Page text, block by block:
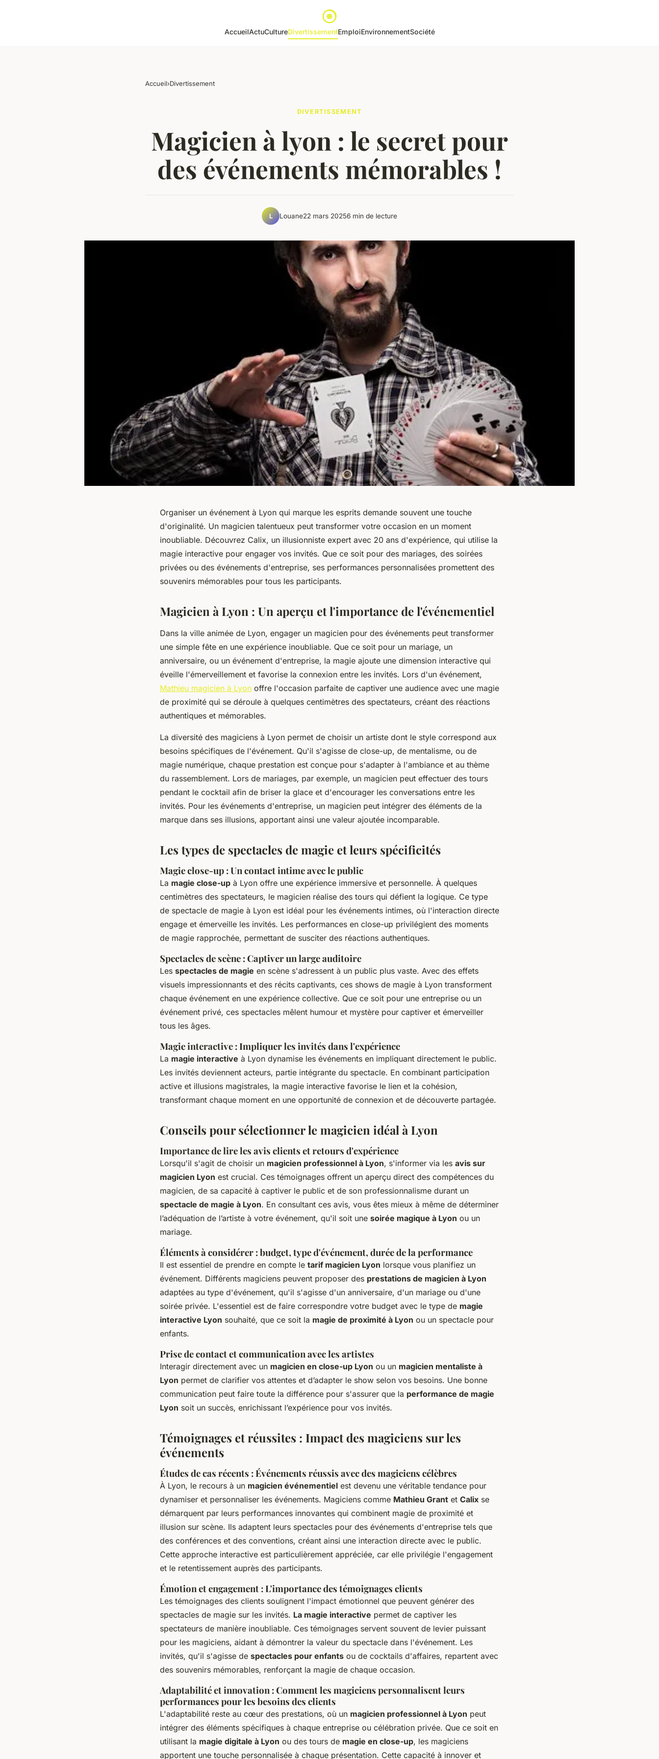
AccueilActuCultureDivertissementEmploiEnvironnementSociété
Accueil›Divertissement
DIVERTISSEMENT
Magicien à lyon : le secret pour
des événements mémorables !
L Louane22 mars 20256 min de lecture
Organiser un événement à Lyon qui marque les esprits demande souvent une touche
d'originalité. Un magicien talentueux peut transformer votre occasion en un moment
inoubliable. Découvrez Calix, un illusionniste expert avec 20 ans d'expérience, qui utilise la
magie interactive pour engager vos invités. Que ce soit pour des mariages, des soirées
privées ou des événements d'entreprise, ses performances personnalisées promettent des
souvenirs mémorables pour tous les participants.
Magicien à Lyon : Un aperçu et l'importance de l'événementiel
Dans la ville animée de Lyon, engager un magicien pour des événements peut transformer
une simple fête en une expérience inoubliable. Que ce soit pour un mariage, un
anniversaire, ou un événement d'entreprise, la magie ajoute une dimension interactive qui
éveille l'émerveillement et favorise la connexion entre les invités. Lors d'un événement,
Mathieu magicien à Lyon offre l'occasion parfaite de captiver une audience avec une magie
de proximité qui se déroule à quelques centimètres des spectateurs, créant des réactions
authentiques et mémorables.
La diversité des magiciens à Lyon permet de choisir un artiste dont le style correspond aux
besoins spécifiques de l'événement. Qu'il s'agisse de close-up, de mentalisme, ou de
magie numérique, chaque prestation est conçue pour s'adapter à l'ambiance et au thème
du rassemblement. Lors de mariages, par exemple, un magicien peut effectuer des tours
pendant le cocktail afin de briser la glace et d'encourager les conversations entre les
invités. Pour les événements d'entreprise, un magicien peut intégrer des éléments de la
marque dans ses illusions, apportant ainsi une valeur ajoutée incomparable.
Les types de spectacles de magie et leurs spécificités
Magie close-up : Un contact intime avec le public
La magie close-up à Lyon offre une expérience immersive et personnelle. À quelques
centimètres des spectateurs, le magicien réalise des tours qui défient la logique. Ce type
de spectacle de magie à Lyon est idéal pour les événements intimes, où l'interaction directe
engage et émerveille les invités. Les performances en close-up privilégient des moments
de magie rapprochée, permettant de susciter des réactions authentiques.
Spectacles de scène : Captiver un large auditoire
Les spectacles de magie en scène s'adressent à un public plus vaste. Avec des effets
visuels impressionnants et des récits captivants, ces shows de magie à Lyon transforment
chaque événement en une expérience collective. Que ce soit pour une entreprise ou un
événement privé, ces spectacles mêlent humour et mystère pour captiver et émerveiller
tous les âges.
Magie interactive : Impliquer les invités dans l'expérience
La magie interactive à Lyon dynamise les événements en impliquant directement le public.
Les invités deviennent acteurs, partie intégrante du spectacle. En combinant participation
active et illusions magistrales, la magie interactive favorise le lien et la cohésion,
transformant chaque moment en une opportunité de connexion et de découverte partagée.
Conseils pour sélectionner le magicien idéal à Lyon
Importance de lire les avis clients et retours d'expérience
Lorsqu'il s'agit de choisir un magicien professionnel à Lyon, s'informer via les avis sur
magicien Lyon est crucial. Ces témoignages offrent un aperçu direct des compétences du
magicien, de sa capacité à captiver le public et de son professionnalisme durant un
spectacle de magie à Lyon. En consultant ces avis, vous êtes mieux à même de déterminer
l’adéquation de l’artiste à votre événement, qu'il soit une soirée magique à Lyon ou un
mariage.
Éléments à considérer : budget, type d'événement, durée de la performance
Il est essentiel de prendre en compte le tarif magicien Lyon lorsque vous planifiez un
événement. Différents magiciens peuvent proposer des prestations de magicien à Lyon
adaptées au type d'événement, qu'il s'agisse d'un anniversaire, d'un mariage ou d'une
soirée privée. L'essentiel est de faire correspondre votre budget avec le type de magie
interactive Lyon souhaité, que ce soit la magie de proximité à Lyon ou un spectacle pour
enfants.
Prise de contact et communication avec les artistes
Interagir directement avec un magicien en close-up Lyon ou un magicien mentaliste à
Lyon permet de clarifier vos attentes et d’adapter le show selon vos besoins. Une bonne
communication peut faire toute la différence pour s'assurer que la performance de magie
Lyon soit un succès, enrichissant l’expérience pour vos invités.
Témoignages et réussites : Impact des magiciens sur les
événements
Études de cas récents : Événements réussis avec des magiciens célèbres
À Lyon, le recours à un magicien événementiel est devenu une véritable tendance pour
dynamiser et personnaliser les événements. Magiciens comme Mathieu Grant et Calix se
démarquent par leurs performances innovantes qui combinent magie de proximité et
illusion sur scène. Ils adaptent leurs spectacles pour des événements d'entreprise tels que
des conférences et des conventions, créant ainsi une interaction directe avec le public.
Cette approche interactive est particulièrement appréciée, car elle privilégie l'engagement
et le retentissement auprès des participants.
Émotion et engagement : L'importance des témoignages clients
Les témoignages des clients soulignent l'impact émotionnel que peuvent générer des
spectacles de magie sur les invités. La magie interactive permet de captiver les
spectateurs de manière inoubliable. Ces témoignages servent souvent de levier puissant
pour les magiciens, aidant à démontrer la valeur du spectacle dans l'événement. Les
invités, qu'il s'agisse de spectacles pour enfants ou de cocktails d'affaires, repartent avec
des souvenirs mémorables, renforçant la magie de chaque occasion.
Adaptabilité et innovation : Comment les magiciens personnalisent leurs
performances pour les besoins des clients
L'adaptabilité reste au cœur des prestations, où un magicien professionnel à Lyon peut
intégrer des éléments spécifiques à chaque entreprise ou célébration privée. Que ce soit en
utilisant la magie digitale à Lyon ou des tours de magie en close-up, les magiciens
apportent une touche personnalisée à chaque présentation. Cette capacité à innover et